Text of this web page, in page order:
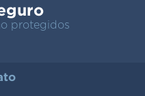
protegidos